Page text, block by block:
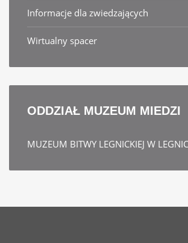
Informacje dla zwiedzających
Wirtualny spacer
ODDZIAŁ MUZEUM MIEDZI
MUZEUM BITWY LEGNICKIEJ W